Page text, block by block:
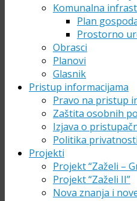
Komunalna
Plan
Prostorno
Obrasci
Planovi
Glasnik
Pristup informacijama
Pravo na pristup
Zaštita osobnih
Izjava o
Politika privatnosti
Projekti
Projekt “Zaželi –
Projekt “Zaželi II”
Nova znanja i